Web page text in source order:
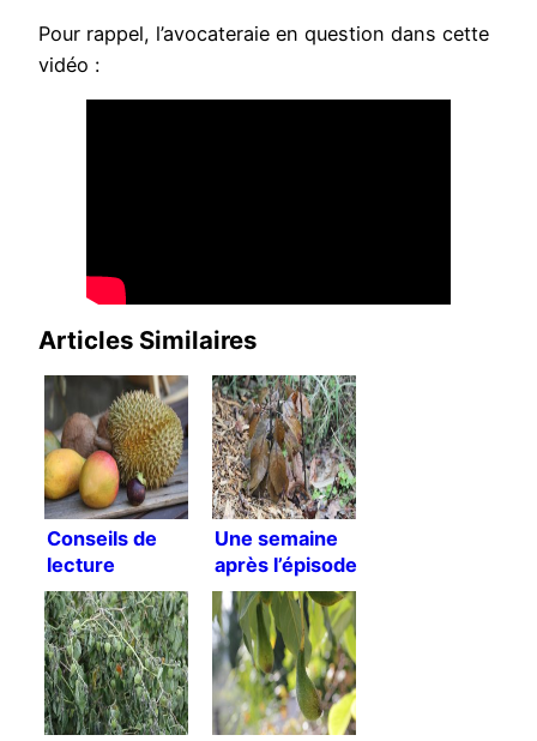
Pour rappel, l’avocateraie en question dans cette
vidéo :
Articles Similaires
Conseils de
lecture
Une semaine
après l’épisode
de froid